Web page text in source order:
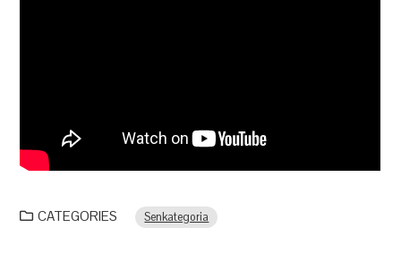
CATEGORIES Senkategoria